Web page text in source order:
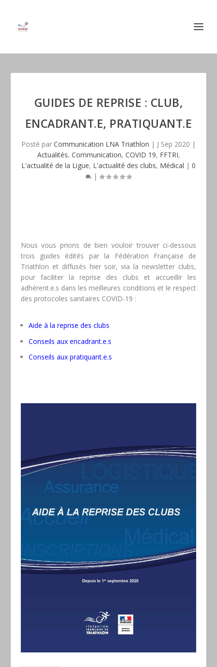
GUIDES DE REPRISE : CLUB,
ENCADRANT.E, PRATIQUANT.E
Posté par Communication LNA Triathlon | J Sep 2020 |
Actualités, Communication, COVID 19, FFTRI,
L'actualité de la Ligue, L'actualité des clubs, Médical | 0
|
Nous vous prions de bien vouloir trouver ci-dessous
trois guides édités par la Fédération Française de
Triathlon et diffusés hier soir, via la newsletter clubs,
pour faciliter la reprise des clubs et accueillir les
adhérent.e.s dans les meilleures conditions et le respect
des protocoles sanitaires COVID-19 :
Aide à la reprise des clubs
Conseils aux encadrant.e.s
Conseils aux pratiquant.e.s